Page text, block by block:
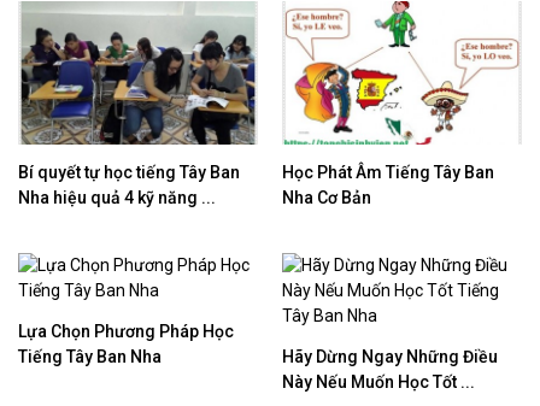
Bí quyết tự học tiếng Tây Ban
Nha hiệu quả 4 kỹ năng ...
Học Phát Âm Tiếng Tây Ban
Nha Cơ Bản
Lựa Chọn Phương Pháp Học
Tiếng Tây Ban Nha
Hãy Dừng Ngay Những Điều
Này Nếu Muốn Học Tốt ...